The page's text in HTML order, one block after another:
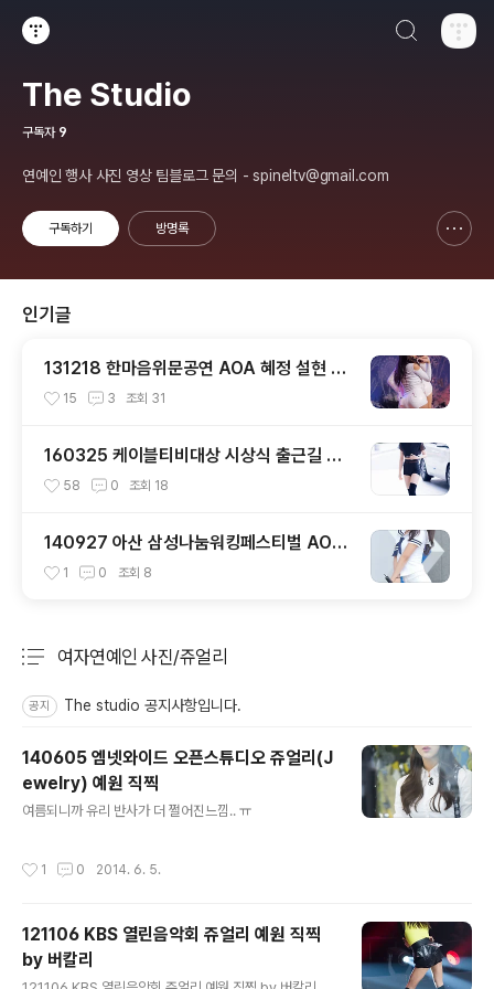
The Studio
구독자 9
연예인 행사 사진 영상 팀블로그 문의 - spineltv@gmail.com
구독하기 방명록
인기글
131218 한마음위문공연 AOA 혜정 설현 직
캠 by 스피넬
15 3 조회 31
160325 케이블티비대상 시상식 출근길 트
와이스 직찍 by 스피넬
58 0 조회 18
140927 아산 삼성나눔워킹페스티벌 AOA
설현 직캠
1 0 조회 8
여자연예인 사진/쥬얼리
공지 The studio 공지사항입니다.
140605 엠넷와이드 오픈스튜디오 쥬얼리(J
ewelry) 예원 직찍
여름되니까 유리 반사가 더 쩔어진느낌.. ㅠ
1 0 2014. 6. 5.
121106 KBS 열린음악회 쥬얼리 예원 직찍
by 버칼리